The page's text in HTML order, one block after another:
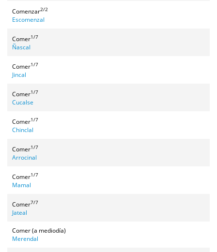
Comenzar2/2
Escomenzal
Comer1/7
Ñascal
Comer1/7
Jincal
Comer1/7
Cucalse
Comer1/7
Chinclal
Comer1/7
Arrocinal
Comer1/7
Mamal
Comer7/7
Jateal
Comer (a mediodía)
Merendal